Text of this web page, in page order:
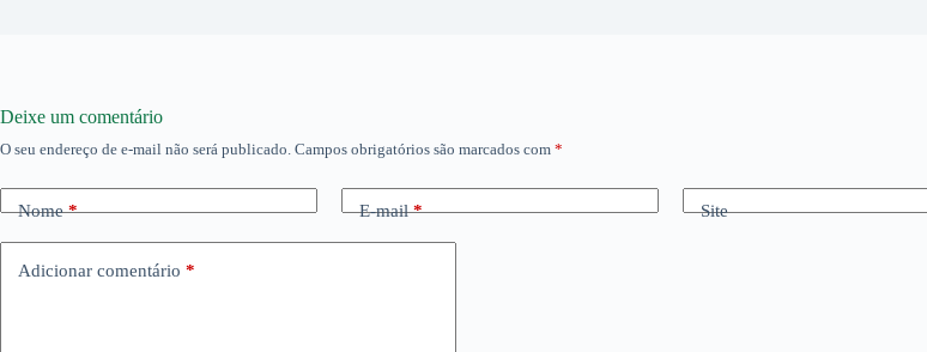
Deixe um comentário
O seu endereço de e-mail não será publicado. Campos obrigatórios são marcados com *
Nome* E-mail* Site
Adicionar comentário *